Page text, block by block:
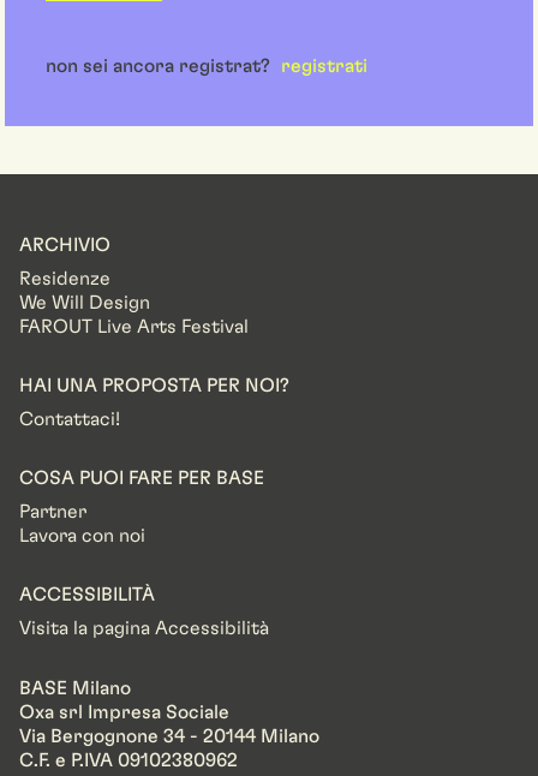
non sei ancora registrat? registrati
ARCHIVIO
Residenze
We Will Design
FAROUT Live Arts Festival
HAI UNA PROPOSTA PER NOI?
Contattaci!
COSA PUOI FARE PER BASE
Partner
Lavora con noi
ACCESSIBILITÀ
Visita la pagina Accessibilità
BASE Milano
Oxa srl Impresa Sociale
Via Bergognone 34 - 20144 Milano
C.F. e P.IVA 09102380962